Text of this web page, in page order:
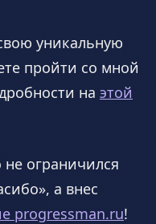
уникальную
пройти со мной
на этой
не ограничился
а внес
progressman.ru!